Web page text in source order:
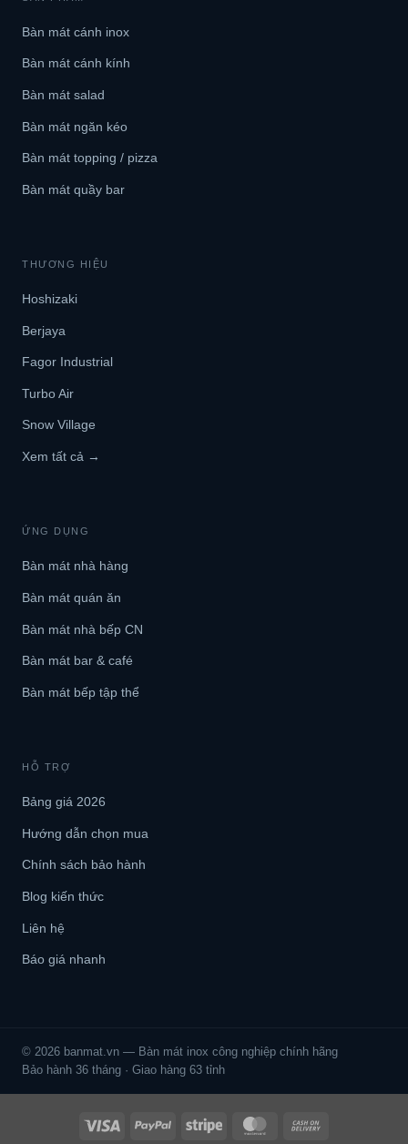
Bàn mát cánh inox
Bàn mát cánh kính
Bàn mát salad
Bàn mát ngăn kéo
Bàn mát topping / pizza
Bàn mát quầy bar
THƯƠNG HIỆU
Hoshizaki
Berjaya
Fagor Industrial
Turbo Air
Snow Village
Xem tất cả →
ỨNG DỤNG
Bàn mát nhà hàng
Bàn mát quán ăn
Bàn mát nhà bếp CN
Bàn mát bar & café
Bàn mát bếp tập thể
HỖ TRỢ
Bảng giá 2026
Hướng dẫn chọn mua
Chính sách bảo hành
Blog kiến thức
Liên hệ
Báo giá nhanh
© 2026 banmat.vn — Bàn mát inox công nghiệp chính hãng
Bảo hành 36 tháng · Giao hàng 63 tỉnh
Visa PayPal Stripe MasterCard